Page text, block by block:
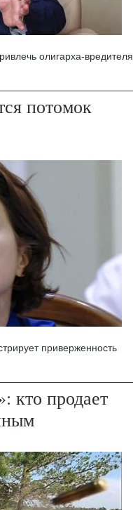
олигарха-вредителя
потомок
приверженность
кто продает